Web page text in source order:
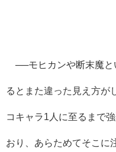
──モヒカンや断末魔と
るとまた違った見え方が
コキャラ1人に至るまで
おり、あらためてそこに